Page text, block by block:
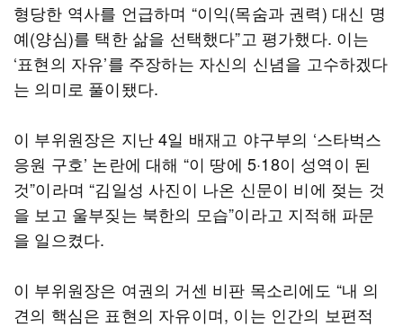
형당한 역사를 언급하며 “이익(목숨과 권력) 대신 명
예(양심)를 택한 삶을 선택했다”고 평가했다. 이는
‘표현의 자유’를 주장하는 자신의 신념을 고수하겠다
는 의미로 풀이됐다.
이 부위원장은 지난 4일 배재고 야구부의 ‘스타벅스
응원 구호’ 논란에 대해 “이 땅에 5·18이 성역이 된
것”이라며 “김일성 사진이 나온 신문이 비에 젖는 것
을 보고 울부짖는 북한의 모습”이라고 지적해 파문
을 일으켰다.
이 부위원장은 여권의 거센 비판 목소리에도 “내 의
견의 핵심은 표현의 자유이며, 이는 인간의 보편적